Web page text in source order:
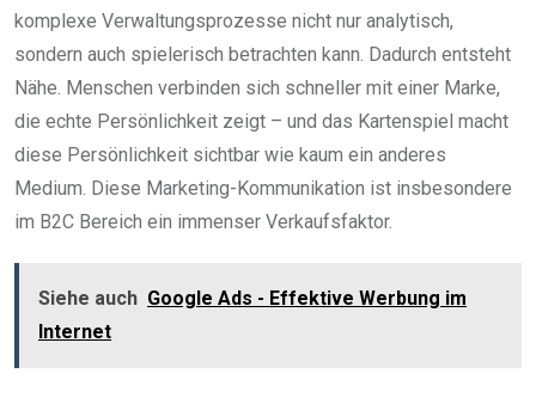
komplexe Verwaltungsprozesse nicht nur analytisch,
sondern auch spielerisch betrachten kann. Dadurch entsteht
Nähe. Menschen verbinden sich schneller mit einer Marke,
die echte Persönlichkeit zeigt – und das Kartenspiel macht
diese Persönlichkeit sichtbar wie kaum ein anderes
Medium. Diese Marketing-Kommunikation ist insbesondere
im B2C Bereich ein immenser Verkaufsfaktor.
Siehe auch Google Ads - Effektive Werbung im
Internet